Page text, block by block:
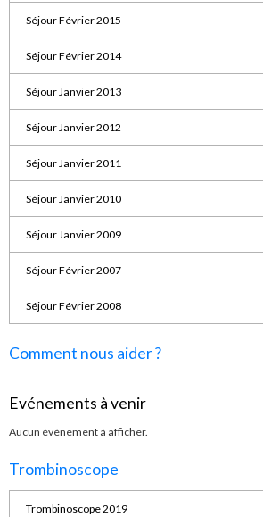
Séjour Février 2015
Séjour Février 2014
Séjour Janvier 2013
Séjour Janvier 2012
Séjour Janvier 2011
Séjour Janvier 2010
Séjour Janvier 2009
Séjour Février 2007
Séjour Février 2008
Comment nous aider ?
Evénements à venir
Aucun évènement à afficher.
Trombinoscope
Trombinoscope 2019